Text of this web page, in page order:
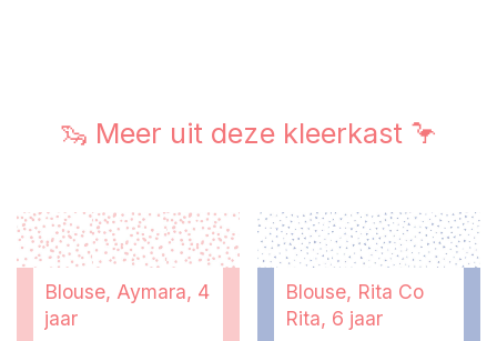
🦦 Meer uit deze kleerkast 🦩
Blouse, Aymara, 4
jaar
Blouse, Rita Co
Rita, 6 jaar